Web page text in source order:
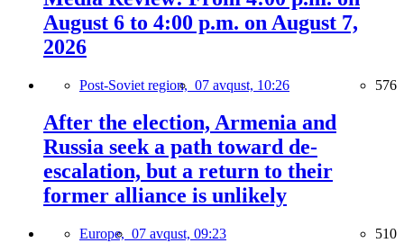
August 6 to 4:00 p.m. on August 7,
2026
Post-Soviet region, 07 avqust, 10:26 576
After the election, Armenia and
Russia seek a path toward de-
escalation, but a return to their
former alliance is unlikely
Europe, 07 avqust, 09:23 510